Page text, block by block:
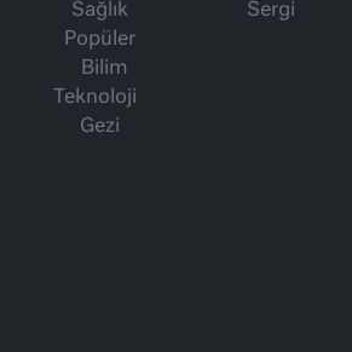
Sağlık
Popüler
Bilim
Teknoloji
Gezi
Sergi